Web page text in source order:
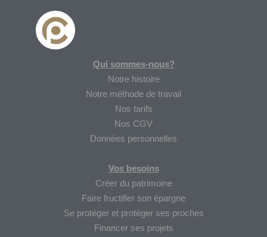
Qui sommes-nous?
Notre histoire
Notre méthode de travail
Nos tarifs
Nos CGV
Données personnelles
Vos besoins
Créer du patrimoine
Faire fructifier son épargne
Se protéger et protéger ses proches
Financer ses projets